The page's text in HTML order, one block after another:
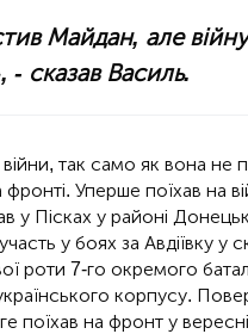
Майдан, але
сказав Василь.
так само як вона не
Уперше поїхав на
у Пісках у районі
у боях за Авдіївку у
роти 7-го окремого
корпусу.
поїхав на фронт у